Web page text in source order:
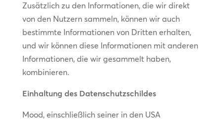
Zusätzlich zu den Informationen, die wir direkt
von den Nutzern sammeln, können wir auch
bestimmte Informationen von Dritten erhalten,
und wir können diese Informationen mit anderen
Informationen, die wir gesammelt haben,
kombinieren.
Einhaltung des Datenschutzschildes
Mood, einschließlich seiner in den USA